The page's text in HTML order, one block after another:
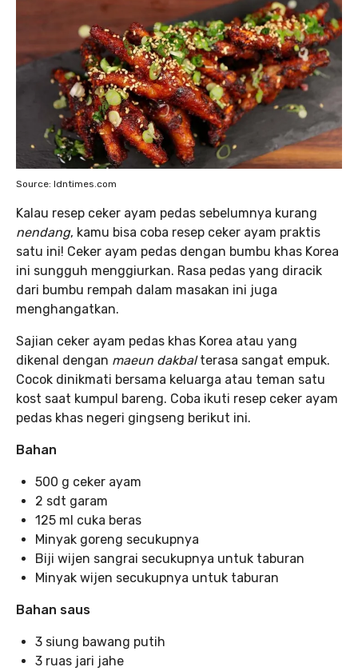
Source: Idntimes.com
Kalau resep ceker ayam pedas sebelumnya kurang
nendang, kamu bisa coba resep ceker ayam praktis
satu ini! Ceker ayam pedas dengan bumbu khas Korea
ini sungguh menggiurkan. Rasa pedas yang diracik
dari bumbu rempah dalam masakan ini juga
menghangatkan.
Sajian ceker ayam pedas khas Korea atau yang
dikenal dengan maeun dakbalterasa sangat empuk.
Cocok dinikmati bersama keluarga atau teman satu
kost saat kumpul bareng. Coba ikuti resep ceker ayam
pedas khas negeri gingseng berikut ini.
Bahan
500 g ceker ayam
2 sdt garam
125 ml cuka beras
Minyak goreng secukupnya
Biji wijen sangrai secukupnya untuk taburan
Minyak wijen secukupnya untuk taburan
Bahan saus
3 siung bawang putih
3 ruas jari jahe